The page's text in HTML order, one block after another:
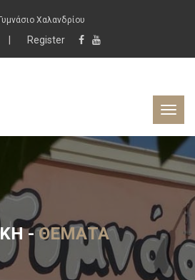
Χαλανδρίου
Register
-ΘΈΜΑΤΑ